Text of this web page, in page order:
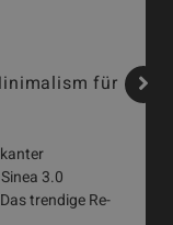
für
3.0
trendige Re-